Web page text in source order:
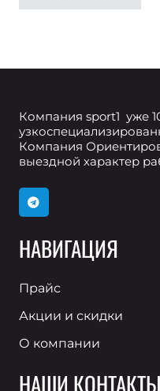
Компания sport1 уже
Компания
выездной характер
НАВИГАЦИЯ
Прайс
Акции и скидки
О компании
НАШИ КОНТАКТЫ